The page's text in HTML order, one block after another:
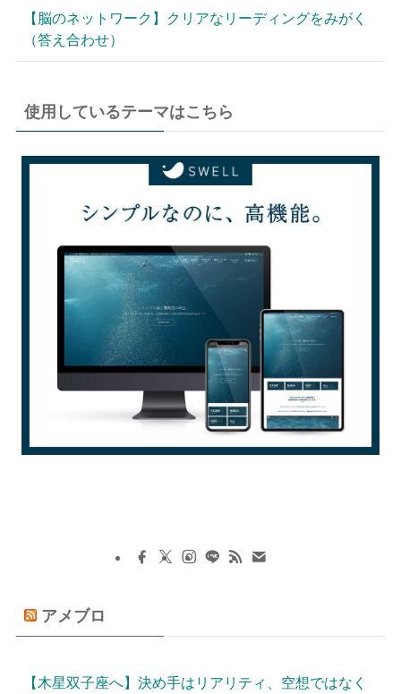
【脳のネットワーク】クリアなリーディングをみがく
（答え合わせ）
使用しているテーマはこちら
アメブロ
【木星双子座へ】決め手はリアリティ、空想ではなく